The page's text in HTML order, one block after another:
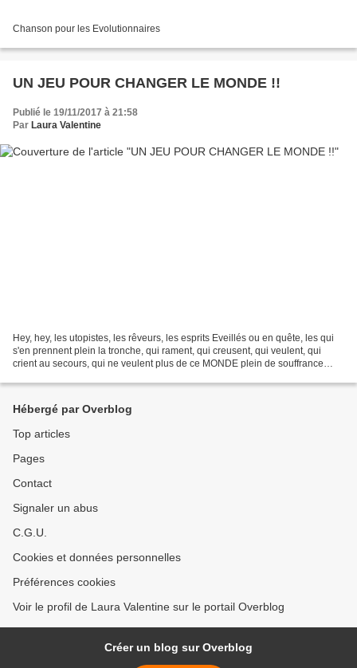
Chanson pour les Evolutionnaires
UN JEU POUR CHANGER LE MONDE !!
Publié le 19/11/2017 à 21:58
Par Laura Valentine
Hey, hey, les utopistes, les rêveurs, les esprits Eveillés ou en quête, les qui
s'en prennent plein la tronche, qui rament, qui creusent, qui veulent, qui
crient au secours, qui ne veulent plus de ce MONDE plein de souffrance
Hébergé par Overblog
Top articles
Pages
Contact
Signaler un abus
C.G.U.
Cookies et données personnelles
Préférences cookies
Voir le profil de Laura Valentine sur le portail Overblog
Créer un blog sur Overblog